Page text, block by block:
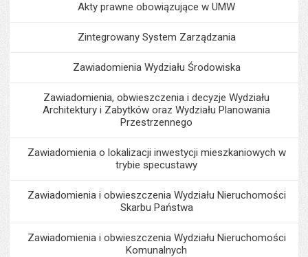
Akty prawne obowiązujące w UMW
Zintegrowany System Zarządzania
Zawiadomienia Wydziału Środowiska
Zawiadomienia, obwieszczenia i decyzje Wydziału
Architektury i Zabytków oraz Wydziału Planowania
Przestrzennego
Zawiadomienia o lokalizacji inwestycji mieszkaniowych w
trybie specustawy
Zawiadomienia i obwieszczenia Wydziału Nieruchomości
Skarbu Państwa
Zawiadomienia i obwieszczenia Wydziału Nieruchomości
Komunalnych